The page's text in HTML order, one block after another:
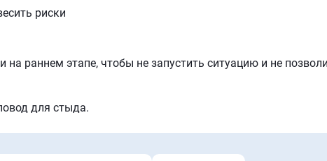
риски
раннем этапе, чтобы не запустить ситуацию и не
для стыда.